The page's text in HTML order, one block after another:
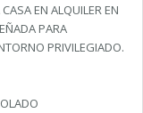
EN ALQUILER EN
PARA
PRIVILEGIADO.